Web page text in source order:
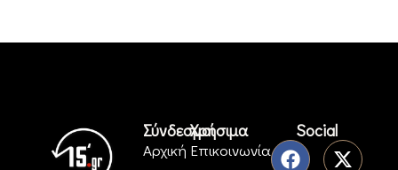
Σύνδεσμοι
Αρχική
Χρήσιμα
Επικοινωνία
Social